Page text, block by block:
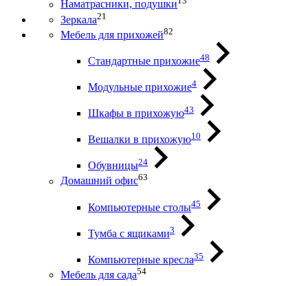
Наматрасники, подушки
Зеркала21
Мебель для прихожей82
Стандартные прихожие48
Модульные прихожие4
Шкафы в прихожую43
Вешалки в прихожую10
Обувницы24
Домашний офис63
Компьютерные столы45
Тумба с ящиками3
Компьютерные кресла35
Мебель для сада54